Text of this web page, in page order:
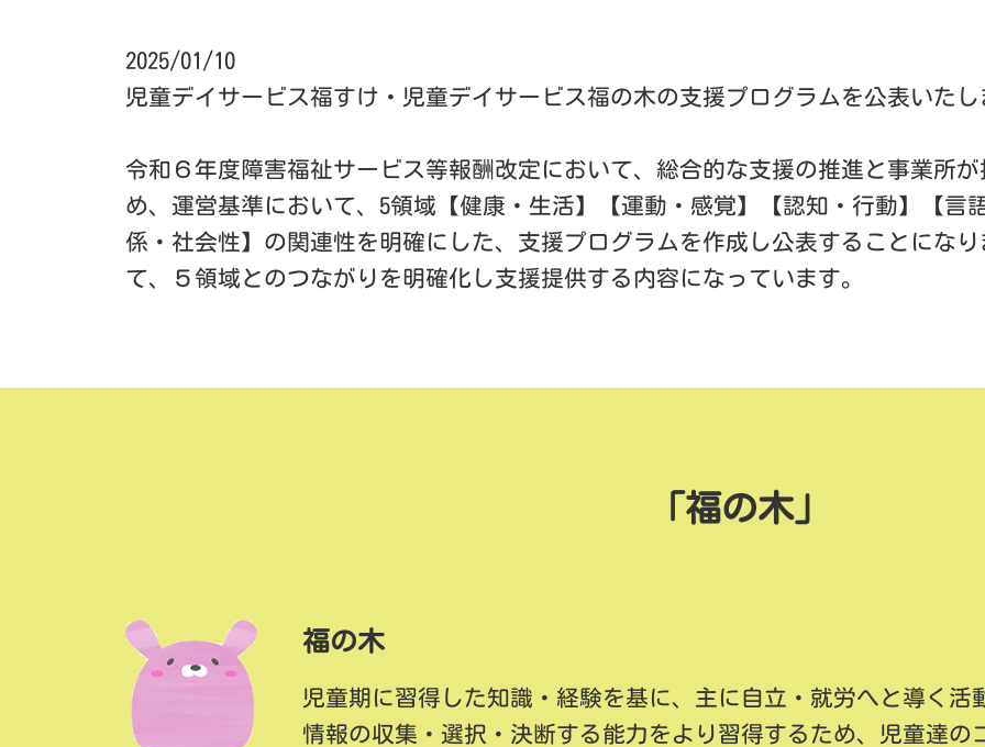
2025/01/10
児童デイサービス福すけ・児童デイサービス福の木の支援プログラムを公表いたし
令和６年度障害福祉サービス等報酬改定において、総合的な支援の推進と事業所
め、運営基準において、5領域【健康・生活】【運動・感覚】【認知・行動】【言
係・社会性】の関連性を明確にした、支援プログラムを作成し公表することにな
て、５領域とのつながりを明確化し支援提供する内容になっています。
「福の木」
福の木
児童期に習得した知識・経験を基に、主に自立・就労へと導く活
情報の収集・選択・決断する能力をより習得するため、児童達の